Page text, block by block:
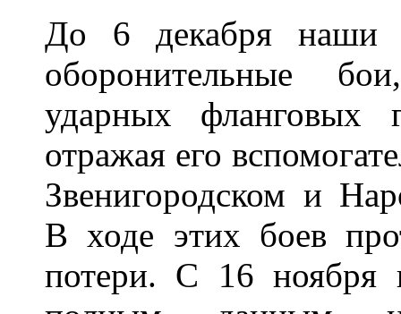
До 6 декабря наши
оборонительные
ударных фланговых
отражая его
Звенигородском и
В ходе этих боев
потери. С 16 ноября